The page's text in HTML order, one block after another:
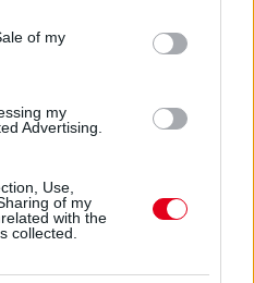
purposes in below Google
of my
my
Advertising.
Use,
of my
with the
collected.
Domenicali